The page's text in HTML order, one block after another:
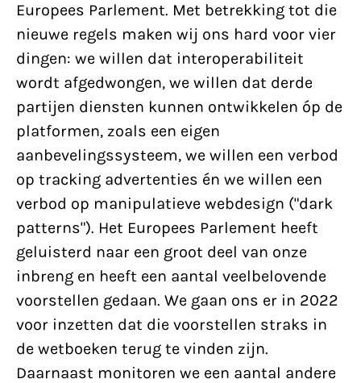
Europees Parlement. Met betrekking tot die
nieuwe regels maken wij ons hard voor vier
dingen: we willen dat interoperabiliteit
wordt afgedwongen, we willen dat derde
partijen diensten kunnen ontwikkelen óp de
platformen, zoals een eigen
aanbevelingssysteem, we willen een verbod
op tracking advertenties én we willen een
verbod op manipulatieve webdesign ("dark
patterns"). Het Europees Parlement heeft
geluisterd naar een groot deel van onze
inbreng en heeft een aantal veelbelovende
voorstellen gedaan. We gaan ons er in 2022
voor inzetten dat die voorstellen straks in
de wetboeken terug te vinden zijn.
Daarnaast monitoren we een aantal andere